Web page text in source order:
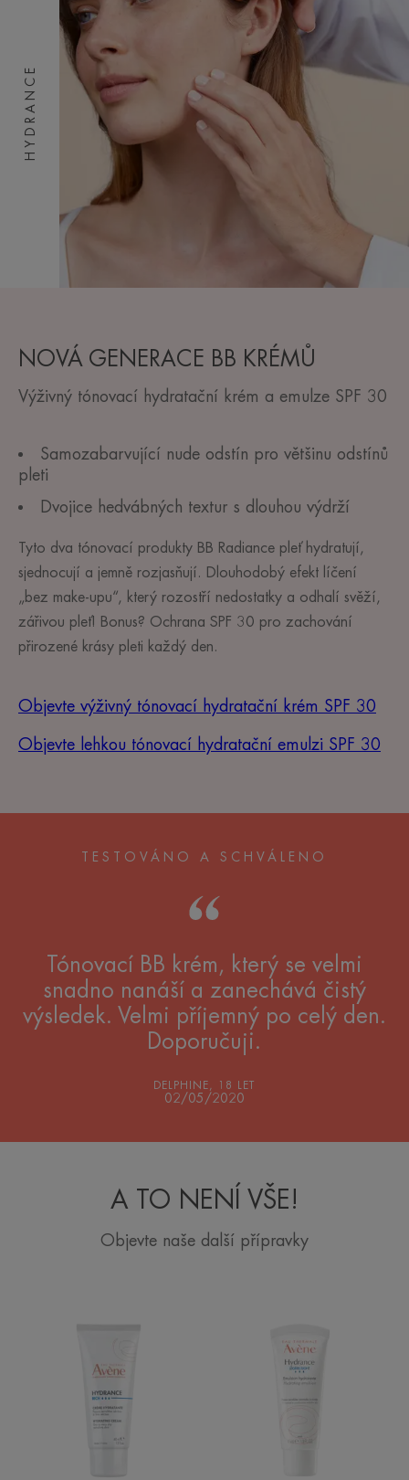
HYDRANCE
NOVÁ GENERACE BB KRÉMŮ
Výživný tónovací hydratační krém a emulze SPF 30
Samozabarvující nude odstín pro většinu odstínů
pleti
Dvojice hedvábných textur s dlouhou výdrží
Tyto dva tónovací produkty BB Radiance pleť hydratují,
sjednocují a jemně rozjasňují. Dlouhodobý efekt líčení
„bez make-upu“, který rozostří nedostatky a odhalí svěží,
zářivou pleť! Bonus? Ochrana SPF 30 pro zachování
přirozené krásy pleti každý den.
Objevte výživný tónovací hydratační krém SPF 30
Objevte lehkou tónovací hydratační emulzi SPF 30
TESTOVÁNO A SCHVÁLENO
Tónovací BB krém, který se velmi
snadno nanáší a zanechává čistý
výsledek. Velmi příjemný po celý den.
Doporučuji.
DELPHINE, 18 LET
02/05/2020
A TO NENÍ VŠE!
Objevte naše další přípravky
Hydratační
emulze